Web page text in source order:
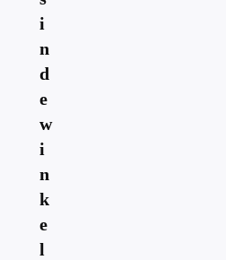
i
n
d
e
w
i
n
k
e
l